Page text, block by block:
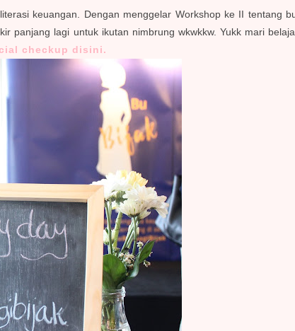
keuangan. Dengan menggelar Workshop ke II tentang
panjang lagi untuk ikutan nimbrung wkwkkw. Yukk mari
checkup disini.